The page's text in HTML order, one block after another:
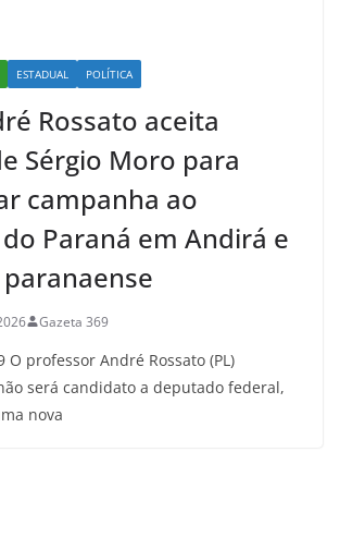
ESTADUAL POLÍTICA
Rossato aceita
Sérgio Moro para
campanha ao
Paraná em Andirá e
Gazeta 369
O professor André Rossato (PL)
será candidato a deputado federal,
nova